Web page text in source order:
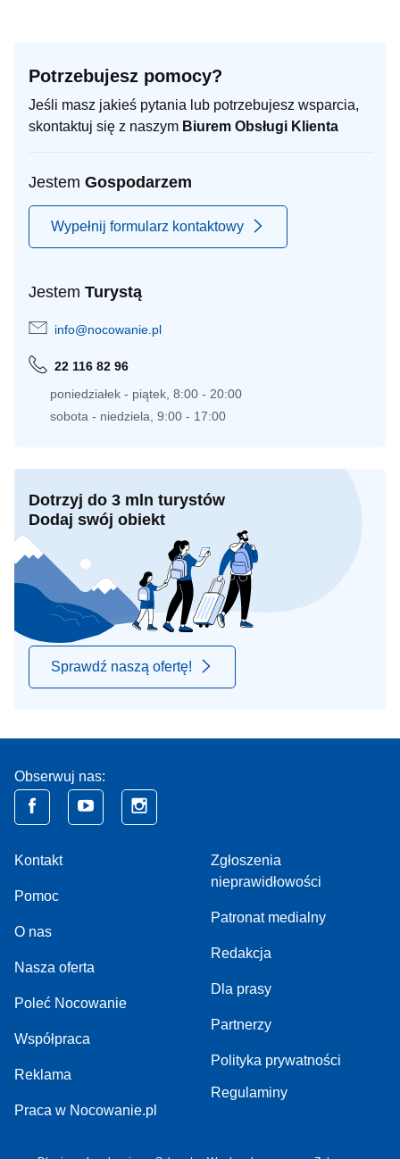
Potrzebujesz pomocy?
Jeśli masz jakieś pytania lub potrzebujesz wsparcia,
skontaktuj się z naszym Biurem Obsługi Klienta
Jestem Gospodarzem
Wypełnij formularz kontaktowy
Jestem Turystą
info@nocowanie.pl
22 116 82 96
poniedziałek - piątek, 8:00 - 20:00
sobota - niedziela, 9:00 - 17:00
Dotrzyj do 3 mln turystów
Dodaj swój obiekt
Sprawdź naszą ofertę!
Obserwuj nas:
Kontakt
Pomoc
O nas
Nasza oferta
Poleć Nocowanie
Współpraca
Reklama
Praca w Nocowanie.pl
Zgłoszenia
nieprawidłowości
Patronat medialny
Redakcja
Dla prasy
Partnerzy
Polityka prywatności
Regulaminy